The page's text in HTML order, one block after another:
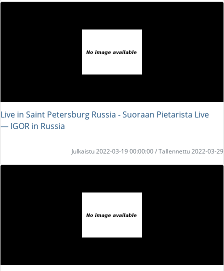
Live in Saint Petersburg Russia - Suoraan Pietarista Live
― IGOR in Russia
Julkaistu 2022-03-19 00:00:00 / Tallennettu 2022-03-29